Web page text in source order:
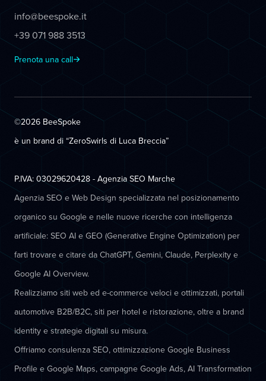
info@beespoke.it
+39 071 988 3513
Prenota una call
©2026 BeeSpoke
è un brand di “ZeroSwirls di Luca Breccia”
P.IVA: 03029620428 - Agenzia SEO Marche
Agenzia SEO e Web Design specializzata nel posizionamento
organico su Google e nelle nuove ricerche con intelligenza
artificiale: SEO AI e GEO (Generative Engine Optimization) per
farti trovare e citare da ChatGPT, Gemini, Claude, Perplexity e
Google AI Overview.
Realizziamo siti web ed e-commerce veloci e ottimizzati, portali
automotive B2B/B2C, siti per hotel e ristorazione, oltre a brand
identity e strategie digitali su misura.
Offriamo consulenza SEO, ottimizzazione Google Business
Profile e Google Maps, campagne Google Ads, AI Transformation